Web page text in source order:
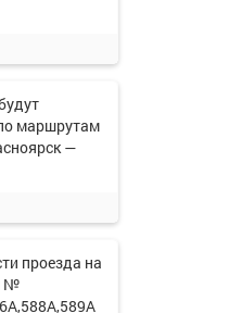
маршрутам
—
проезда на
№